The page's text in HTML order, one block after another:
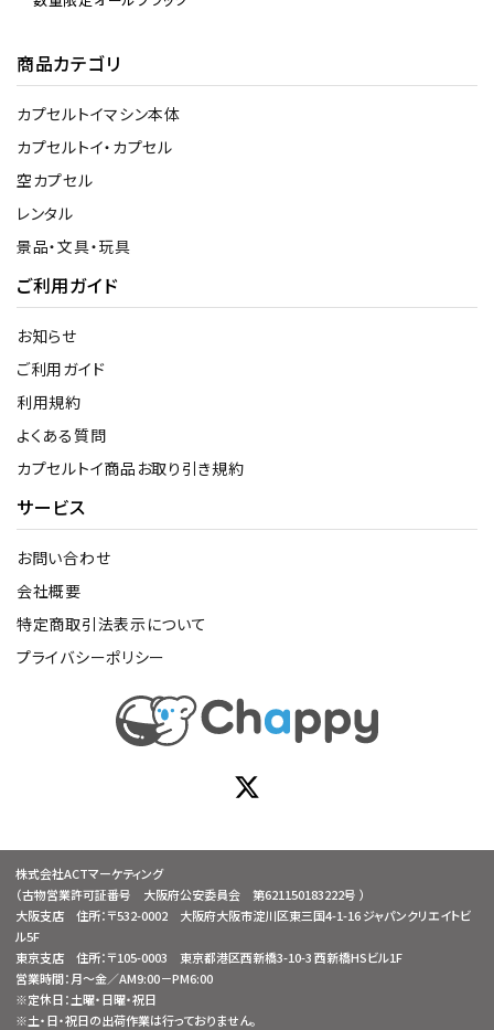
商品カテゴリ
カプセルトイマシン本体
カプセルトイ・カプセル
空カプセル
レンタル
景品・文具・玩具
ご利用ガイド
お知らせ
ご利用ガイド
利用規約
よくある質問
カプセルトイ商品お取り引き規約
サービス
お問い合わせ
会社概要
特定商取引法表示について
プライバシーポリシー
株式会社ACTマーケティング
（古物営業許可証番号 大阪府公安委員会 第621150183222号 ）
大阪支店 住所：〒532-0002 大阪府大阪市淀川区東三国4-1-16 ジャパンクリエイトビ
ル5F
東京支店 住所：〒105-0003 東京都港区西新橋3-10-3 西新橋HSビル1F
営業時間：月～金／AM9:00－PM6:00
※定休日：土曜・日曜・祝日
※土・日・祝日の出荷作業は行っておりません。